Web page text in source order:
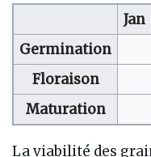
Jan
Germination
Floraison
Maturation
La viabilité des